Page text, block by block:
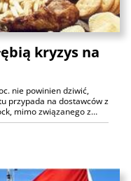
kryzys na
nie powinien dziwić,
przypada na dostawców z
mimo związanego z…